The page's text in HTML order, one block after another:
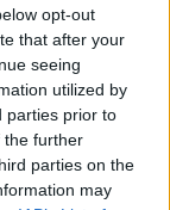
opt-out
that after your
seeing
utilized by
parties prior to
the further
parties on the
may
στην